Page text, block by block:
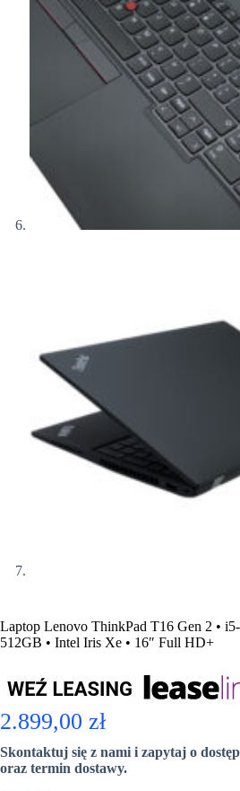
Laptop Lenovo ThinkPad T16 Gen 2 •
512GB • Intel Iris Xe • 16″ Full HD+
2.899,00 zł
Skontaktuj się z nami i zapytaj o
oraz termin dostawy.